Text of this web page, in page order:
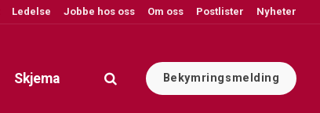
Ledelse Jobbe hos oss Om oss Postlister Nyheter
Skjema Bekymringsmelding